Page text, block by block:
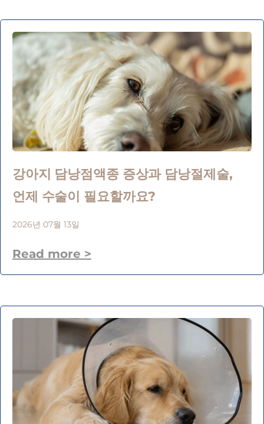
강아지 담낭점액종 증상과 담낭절제술,
언제 수술이 필요할까요?
2026년 07월 13일
Read more >